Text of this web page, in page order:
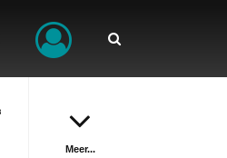
Meer...